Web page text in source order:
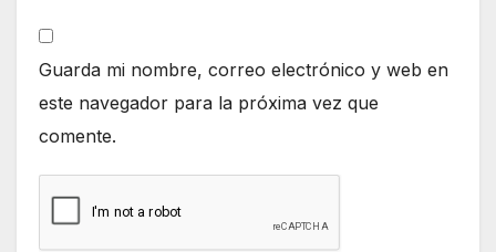
Guarda mi nombre, correo electrónico y web en
este navegador para la próxima vez que
comente.